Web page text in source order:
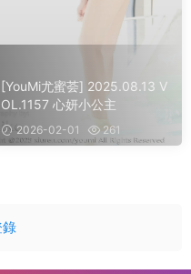
[YouMi尤蜜荟] 2025.08.13 V
OL.1157 心妍小公主
2026-02-01 261